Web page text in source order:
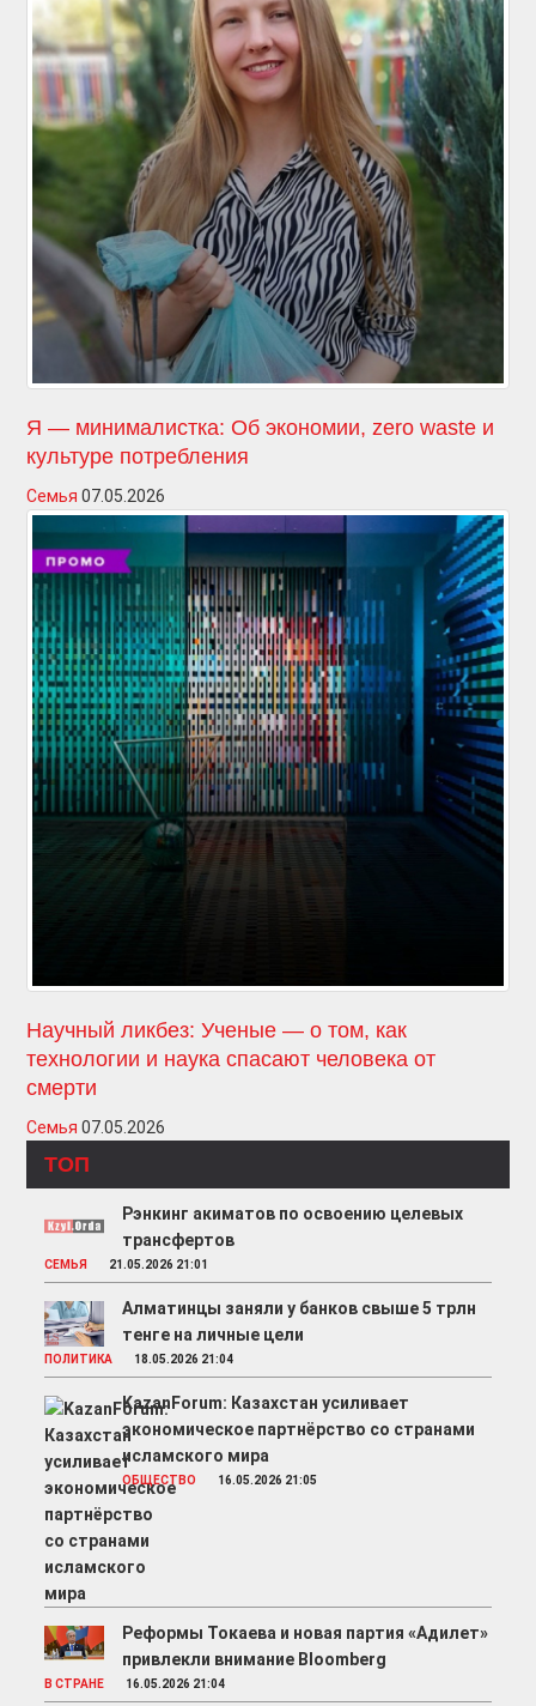
Я — минималистка: Об экономии, zero waste и
культуре потребления
Семья 07.05.2026
Научный ликбез: Ученые — о том, как
технологии и наука спасают человека от
смерти
Семья 07.05.2026
ТОП
Рэнкинг акиматов по освоению целевых
трансфертов
СЕМЬЯ 21.05.2026 21:01
Алматинцы заняли у банков свыше 5 трлн
тенге на личные цели
ПОЛИТИКА 18.05.2026 21:04
KazanForum: Казахстан усиливает
экономическое партнёрство со странами
исламского мира
ОБЩЕСТВО 16.05.2026 21:05
Реформы Токаева и новая партия «Адилет»
привлекли внимание Bloomberg
В СТРАНЕ 16.05.2026 21:04